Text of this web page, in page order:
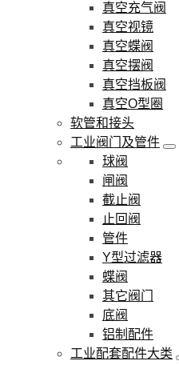
真空充气阀
真空视镜
真空蝶阀
真空摆阀
真空挡板阀
真空O型圈
软管和接头
工业阀门及管件
球阀
闸阀
截止阀
止回阀
管件
Y型过滤器
蝶阀
其它阀门
底阀
铝制配件
工业配套配件大类